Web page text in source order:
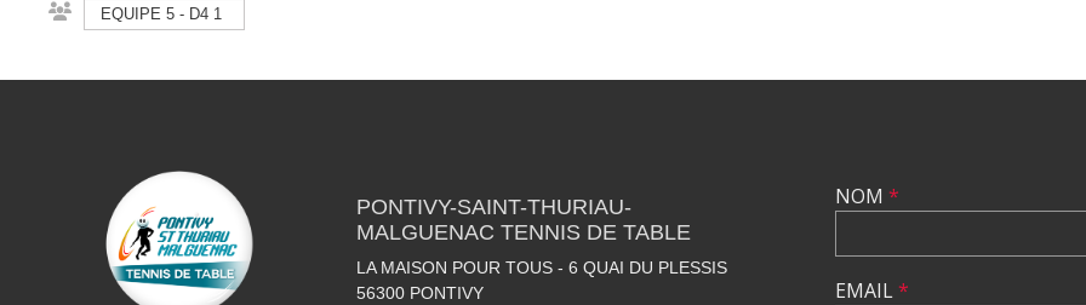
EQUIPE 5 - D4 1
PONTIVY-SAINT-THURIAU-
MALGUENAC TENNIS DE TABLE
LA MAISON POUR TOUS - 6 QUAI DU PLESSIS
56300 PONTIVY
NOM *
EMAIL*